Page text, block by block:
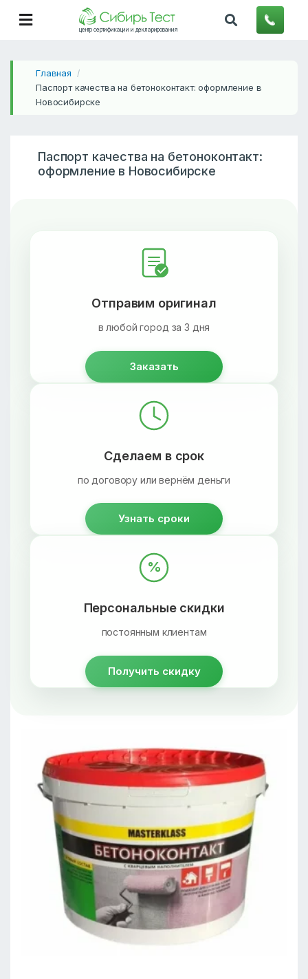
центр сертификации и декларирования
Главная /
Паспорт качества на бетоноконтакт: оформление в
Новосибирске
Паспорт качества на бетоноконтакт:
оформление в Новосибирске
Отправим оригинал
в любой город за 3 дня
Заказать
Сделаем в срок
по договору или вернём деньги
Узнать сроки
%
Персональные скидки
постоянным клиентам
Получить скидку